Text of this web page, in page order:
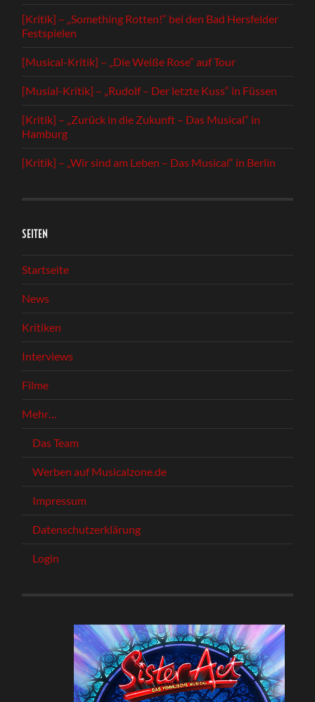
[Kritik] – „Something Rotten!“ bei den Bad Hersfelder
Festspielen
[Musical-Kritik] – „Die Weiße Rose“ auf Tour
[Musial-Kritik] – „Rudolf – Der letzte Kuss“ in Füssen
[Kritik] – „Zurück in die Zukunft – Das Musical“ in
Hamburg
[Kritik] – „Wir sind am Leben – Das Musical“ in Berlin
SEITEN
Startseite
News
Kritiken
Interviews
Filme
Mehr…
Das Team
Werben auf Musicalzone.de
Impressum
Datenschutzerklärung
Login